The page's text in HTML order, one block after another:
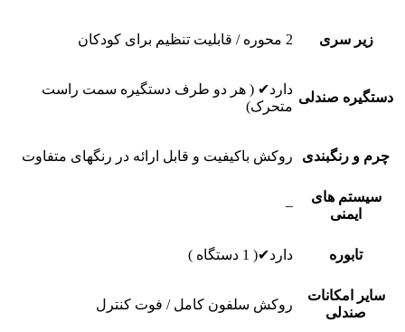
زیر سری 2 محوره / قابلیت تنظیم برای کودکان
دستگیره صندلی
دارد✔ ( هر دو طرف دستگیره سمت راست
متحرک)
چرم و رنگبندی روکش باکیفیت و قابل ارائه در رنگهای متفاوت
سیستم های
ایمنی
–
تابوره دارد✔( 1 دستگاه )
سایر امکانات
صندلی
روکش سلفون کامل / فوت کنترل